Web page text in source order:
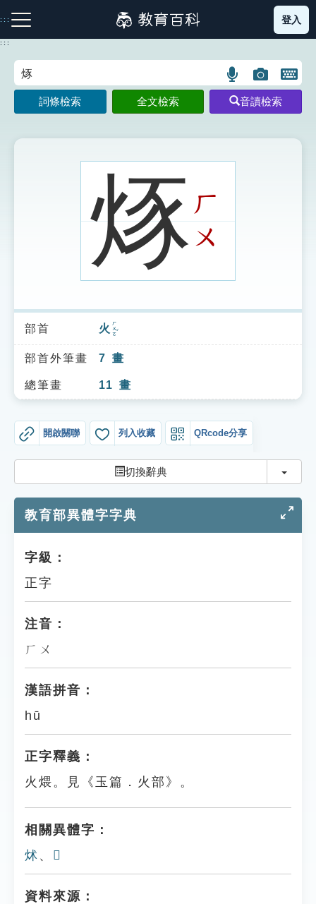
到
主
:::
注音索引圖示 筆畫索引圖示 部首索引表圖示
索引選單
知識索引
單字索引
遊戲專區
教學應用
貓頭鷹博士
登入
:::
語
言
搜
示
圖
片
搜
開
鍵
圖
詞條檢索 全文檢索 音讀檢索
烼ㄏ
ㄨ
部首 火 ㄏㄨㄛˇ
部首外筆畫 7 畫
總筆畫 11 畫
開啟關聯 列入收藏 QRcode分享
切換辭典 切換
教育部異體字字典
字級：
正字
注音：
ㄏㄨ
漢語拼音：
hū
正字釋義：
火煨。見《玉篇．火部》。
相關異體字：
炢 、 𤊺
資料來源：